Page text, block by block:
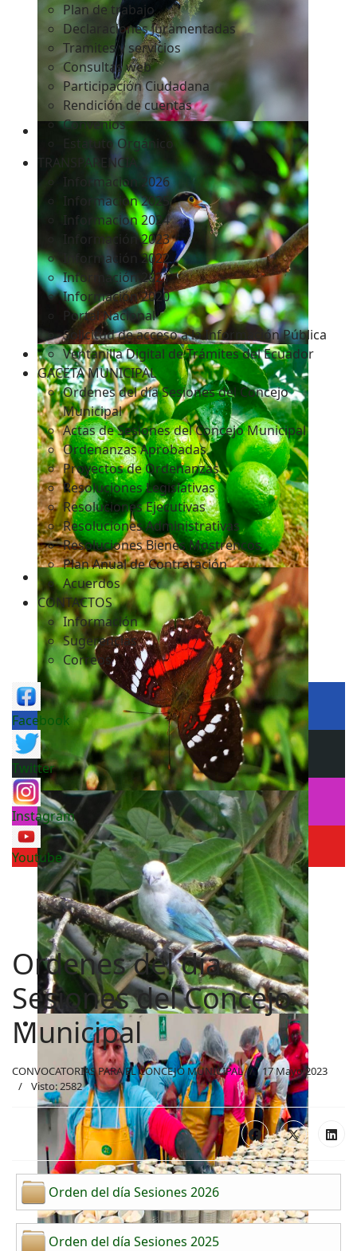
Plan de trabajo
Declaraciones Juramentadas
Tramites y servicios
Consultas web
Participación Ciudadana
Rendición de cuentas
Convenios
Estatuto Orgánico
TRANSPARENCIA
Informacion 2026
Informacion 2025
Informacion 2024
Información 2023
Información 2022
Información 2021
Información 2020
Portal Nacional
Solicitud de acceso a la Información Pública
Ventanilla Digital de Trámites del Ecuador
GACETA MUNICIPAL
Ordenes del día Sesiones del Concejo
Municipal
Actas de Sesiones del Concejo Municipal
Ordenanzas Aprobadas
Proyectos de Ordenanzas
Resoluciones Legislativas
Resoluciones Ejecutivas
Resoluciones Administrativas
Resoluciones Bienes Mostrencos
Plan Anual de Contratación
Acuerdos
CONTACTOS
Información
Sugerencias
Correos
Facebook
Twitter
Instagram
Youtube
Ordenes del día
Sesiones del Concejo
Municipal
CONVOCATORIAS PARA EL CONCEJO MUNICIPAL
17 Mayo 2023
Visto: 2582
Orden del día Sesiones 2026
Orden del día Sesiones 2025